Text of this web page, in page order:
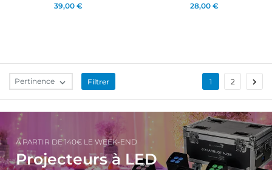
39,00 €
28,00 €
Pertinence  Filtrer 1 2 
À PARTIR DE 140€ LE WEEK-END
Projecteurs à LED